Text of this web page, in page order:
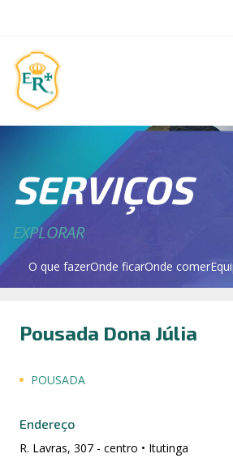
SERVIÇOS
EXPLORAR
O que fazerOnde ficarOnde comer
Pousada Dona Júlia
POUSADA
Endereço
R. Lavras, 307 - centro • Itutinga